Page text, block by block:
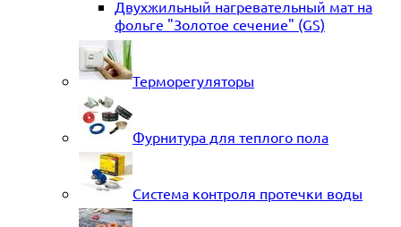
Двухжильный нагревательный мат на
фольге "Золотое сечение" (GS)
Терморегуляторы
Фурнитура для теплого пола
Система контроля протечки воды